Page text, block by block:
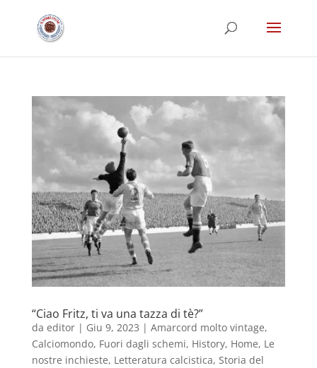
“Ciao Fritz, ti va una tazza di tè?”
da editor| Giu 9, 2023 | Amarcord molto vintage,
Calciomondo, Fuori dagli schemi, History, Home, Le
nostre inchieste, Letteratura calcistica, Storia del